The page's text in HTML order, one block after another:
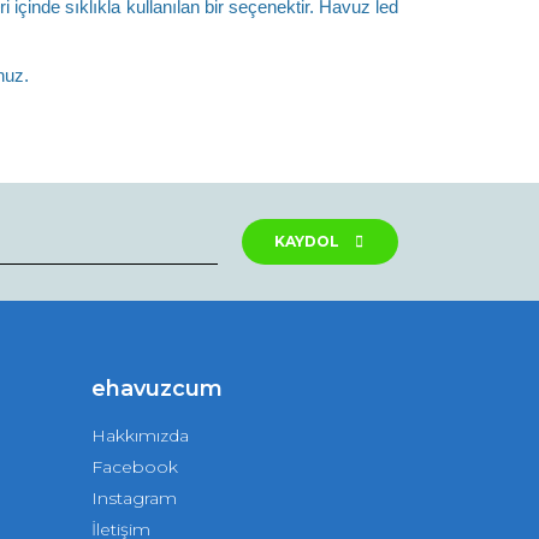
sıklıkla kullanılan bir seçenektir. Havuz led
KAYDOL
ehavuzcum
Hakkımızda
Facebook
Instagram
İletişim